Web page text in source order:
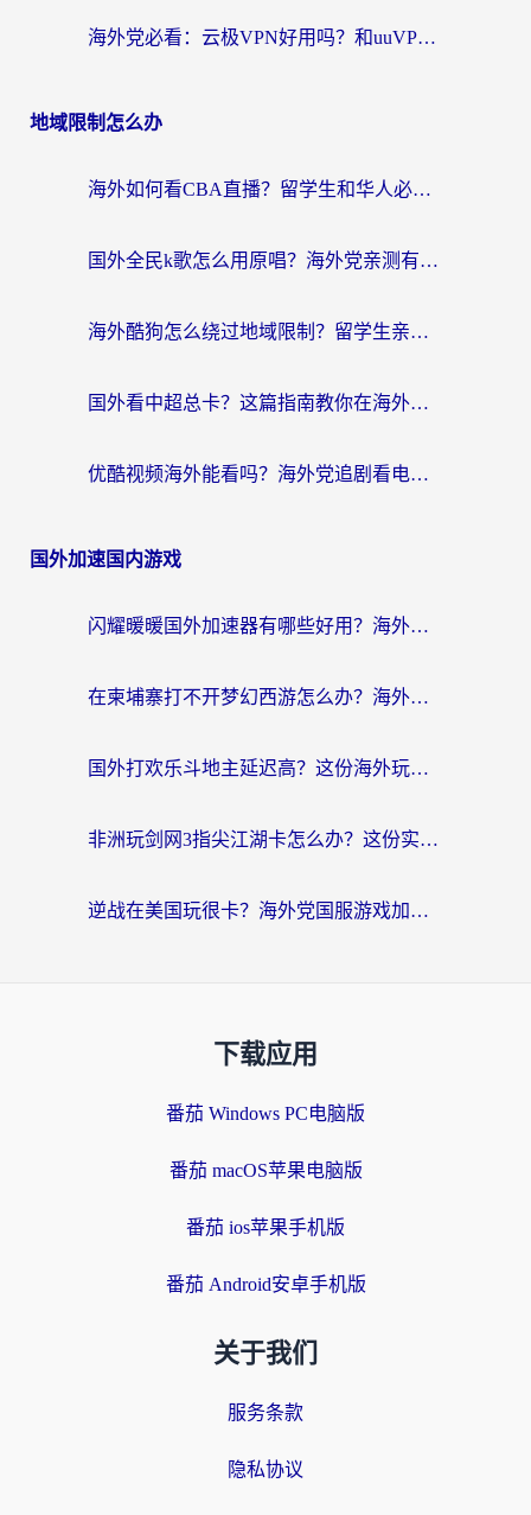
海外党必看：云极VPN好用吗？和uuVPN对比哪个回国效果更好？附真实体验+避坑指南
地域限制怎么办
海外如何看CBA直播？留学生和华人必看的无卡顿观赛指南
国外全民k歌怎么用原唱？海外党亲测有效的回国加速解决方案
海外酷狗怎么绕过地域限制？留学生亲测有效的回国加速器选择指南
国外看中超总卡？这篇指南教你在海外流畅看体育赛事+中文解说（附避坑技巧）
优酷视频海外能看吗？海外党追剧看电影的终极解决方案来了
国外加速国内游戏
闪耀暖暖国外加速器有哪些好用？海外党亲测的国服游戏加速终极指南
在柬埔寨打不开梦幻西游怎么办？海外玩家国服游戏加速终极指南
国外打欢乐斗地主延迟高？这份海外玩家国服游戏加速指南帮你解决卡顿烦恼
非洲玩剑网3指尖江湖卡怎么办？这份实测有效的国服游戏加速指南请收好
逆战在美国玩很卡？海外党国服游戏加速终极指南（附DNF宝可梦加速技巧）
下载应用
番茄 Windows PC电脑版
番茄 macOS苹果电脑版
番茄 ios苹果手机版
番茄 Android安卓手机版
关于我们
服务条款
隐私协议